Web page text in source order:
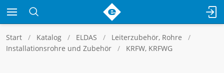
Start Katalog ELDAS
Leiterzubehör, Rohre
Installationsrohre und Zubehör
KRFW, KRFWG